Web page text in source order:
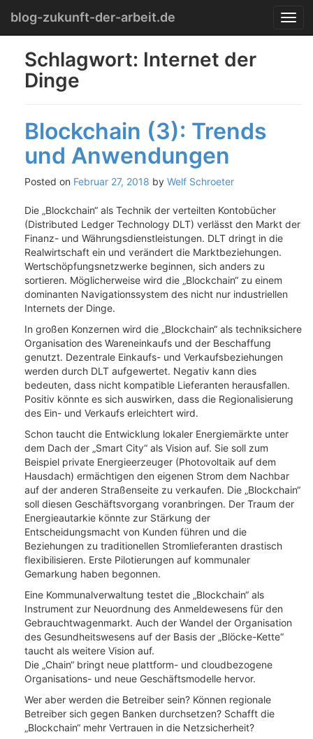
Menu
content
T
o
n
blog-zukunft-der-arbeit.de
Schlagwort: Internet der
Dinge
Blockchain (3): Trends
und Anwendungen
Posted on Februar 27, 2018 by Welf Schroeter
Die „Blockchain“ als Technik der verteilten Kontobücher
(Distributed Ledger Technology DLT) verlässt den Markt der
Finanz- und Währungsdienstleistungen. DLT dringt in die
Realwirtschaft ein und verändert die Marktbeziehungen.
Wertschöpfungsnetzwerke beginnen, sich anders zu
sortieren. Möglicherweise wird die „Blockchain“ zu einem
dominanten Navigationssystem des nicht nur industriellen
Internets der Dinge.
In großen Konzernen wird die „Blockchain“ als techniksichere
Organisation des Wareneinkaufs und der Beschaffung
genutzt. Dezentrale Einkaufs- und Verkaufsbeziehungen
werden durch DLT aufgewertet. Negativ kann dies
bedeuten, dass nicht kompatible Lieferanten herausfallen.
Positiv könnte es sich auswirken, dass die Regionalisierung
des Ein- und Verkaufs erleichtert wird.
Schon taucht die Entwicklung lokaler Energiemärkte unter
dem Dach der „Smart City“ als Vision auf. Sie soll zum
Beispiel private Energieerzeuger (Photovoltaik auf dem
Hausdach) ermächtigen den eigenen Strom dem Nachbar
auf der anderen Straßenseite zu verkaufen. Die „Blockchain“
soll diesen Geschäftsvorgang voranbringen. Der Traum der
Energieautarkie könnte zur Stärkung der
Entscheidungsmacht von Kunden führen und die
Beziehungen zu traditionellen Stromlieferanten drastisch
flexibilisieren. Erste Pilotierungen auf kommunaler
Gemarkung haben begonnen.
Eine Kommunalverwaltung testet die „Blockchain“ als
Instrument zur Neuordnung des Anmeldewesens für den
Gebrauchtwagenmarkt. Auch der Wandel der Organisation
des Gesundheitswesens auf der Basis der „Blöcke-Kette“
taucht als weitere Vision auf.
Die „Chain“ bringt neue plattform- und cloudbezogene
Organisations- und neue Geschäftsmodelle hervor.
Wer aber werden die Betreiber sein? Können regionale
Betreiber sich gegen Banken durchsetzen? Schafft die
„Blockchain“ mehr Vertrauen in die Netzsicherheit?